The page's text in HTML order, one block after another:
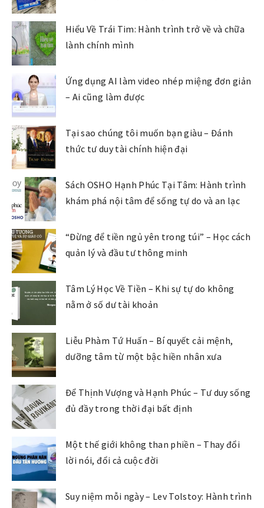
Hiểu Về Trái Tim: Hành trình trở về và chữa
lành chính mình
Ứng dụng AI làm video nhép miệng đơn giản
– Ai cũng làm được
Tại sao chúng tôi muốn bạn giàu – Đánh
thức tư duy tài chính hiện đại
Sách OSHO Hạnh Phúc Tại Tâm: Hành trình
khám phá nội tâm để sống tự do và an lạc
“Đừng để tiền ngủ yên trong túi” – Học cách
quản lý và đầu tư thông minh
Tâm Lý Học Về Tiền – Khi sự tự do không
nằm ở số dư tài khoản
Liễu Phàm Tứ Huấn – Bí quyết cải mệnh,
dưỡng tâm từ một bậc hiền nhân xưa
Để Thịnh Vượng và Hạnh Phúc – Tư duy sống
đủ đầy trong thời đại bất định
Một thế giới không than phiền – Thay đổi
lời nói, đổi cả cuộc đời
Suy niệm mỗi ngày – Lev Tolstoy: Hành trình